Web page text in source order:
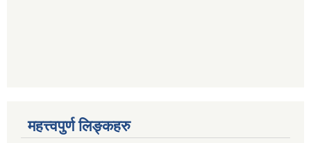
महत्त्वपुर्ण लिङ्कहरु